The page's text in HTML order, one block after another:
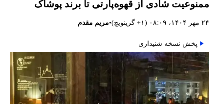
ممنوعیت شادی از قهوه‌پارتی تا برند پوشاک
۲۴ مهر ۱۴۰۴، ۰۸:۰۹ (‎+۱ گرینویچ) •مریم مقدم
پخش نسخه شنیداری